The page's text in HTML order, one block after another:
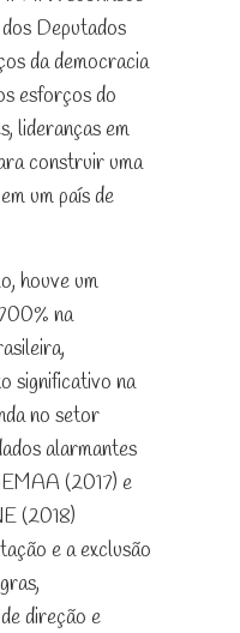
Deputados
da democracia
esforços do
lideranças em
construir uma
um país de
houve um
na
significativo na
no setor
alarmantes
(2017) e
(2018)
e a exclusão
direção e